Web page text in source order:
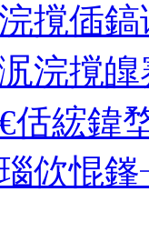
撹偛
浣撹
佸綋鍏
佽惃